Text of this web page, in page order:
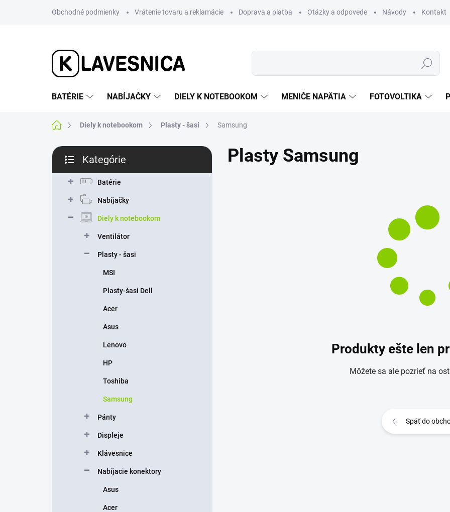
Obchodné podmienky Vrátenie tovaru a reklamácie Doprava a platba Otázky a odpovede Návody Kontakt
Hľadať
BATÉRIE NABÍJAČKY DIELY K NOTEBOOKOM MENIČE NAPÄTIA FOTOVOLTIKA
DomovDiely k notebookom Plasty - šasi Samsung
B
č
kategórie
Kategórie
Batérie
Nabíjačky
Diely k notebookom
Ventilátor
Plasty - šasi
MSI
Plasty-šasi Dell
Acer
Asus
Lenovo
HP
Toshiba
Samsung
Pánty
Displeje
Klávesnice
Nabíjacie konektory
Asus
Acer
Plasty Samsung
Produkty ešte len
Môžete sa ale pozrieť na
Späť do